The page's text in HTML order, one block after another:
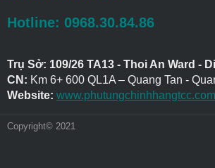
Hotline: 0968.30.84.86
Trụ Sở: 109/26 TA13 - Thoi An Ward -
CN: Km 6+ 600 QL1A – Quang Tan -
Website:
Copyright© 2021